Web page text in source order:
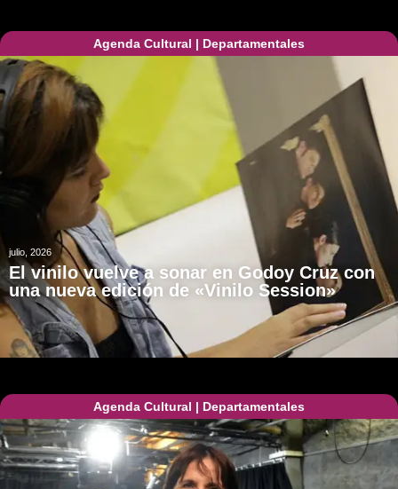
Agenda Cultural | Departamentales
julio, 2026
El vinilo vuelve a sonar en Godoy Cruz con
una nueva edición de «Vinilo Session»
Agenda Cultural | Departamentales